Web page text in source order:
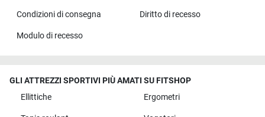
Condizioni di consegna Diritto di recesso
Modulo di recesso
GLI ATTREZZI SPORTIVI PIÙ AMATI SU FITSHOP
Ellittiche
Ergometri